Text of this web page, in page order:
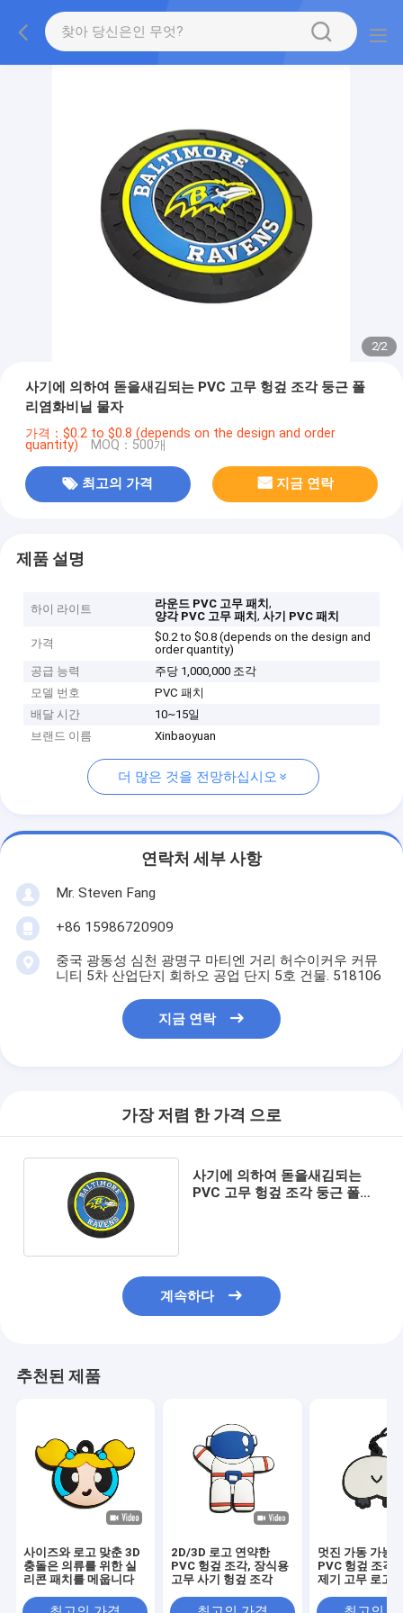
2/2
사기에 의하여 돋을새김되는 PVC 고무 헝겊 조각 둥근 폴
리염화비닐 물자
가격：$0.2 to $0.8 (depends on the design and order
quantity) MOQ：500개
최고의 가격 지금 연락
제품 설명
하이 라이트 라운드 PVC 고무 패치,
양각 PVC 고무 패치,사기 PVC 패치
가격
$0.2 to $0.8 (depends on the design and
order quantity)
공급 능력
주당 1,000,000 조각
모델 번호
PVC 패치
배달 시간
10~15일
브랜드 이름
Xinbaoyuan
더 많은 것을 전망하십시오
연락처 세부 사항
Mr. Steven Fang
+86 15986720909
중국 광동성 심천 광명구 마티엔 거리 허수이커우 커뮤
니티 5차 산업단지 회하오 공업 단지 5호 건물. 518106
지금 연락
가장 저렴 한 가격 으로
사기에 의하여 돋을새김되는
PVC 고무 헝겊 조각 둥근 폴리
계속하다
추천된 제품
사이즈와 로고 맞춘 3D
충돌은 의류를 위한 실
리콘 패치를 메웁니다
2D/3D 로고 연약한
PVC 헝겊 조각, 장식용
고무 사기 헝겊 조각
멋진 가동 가능
PVC 헝겊 조각
제기 고무 로고